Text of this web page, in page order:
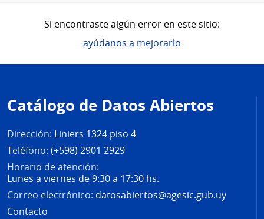
Si encontraste algún error en este sitio:
ayúdanos a mejorarlo
de
página
Catálogo de Datos Abiertos
Dirección: Liniers 1324 piso 4
Teléfono: (+598) 2901 2929
Horario de atención:
Lunes a viernes de 9:30 a 17:30 hs.
Correo electrónico: datosabiertos@agesic.gub.uy
Contacto